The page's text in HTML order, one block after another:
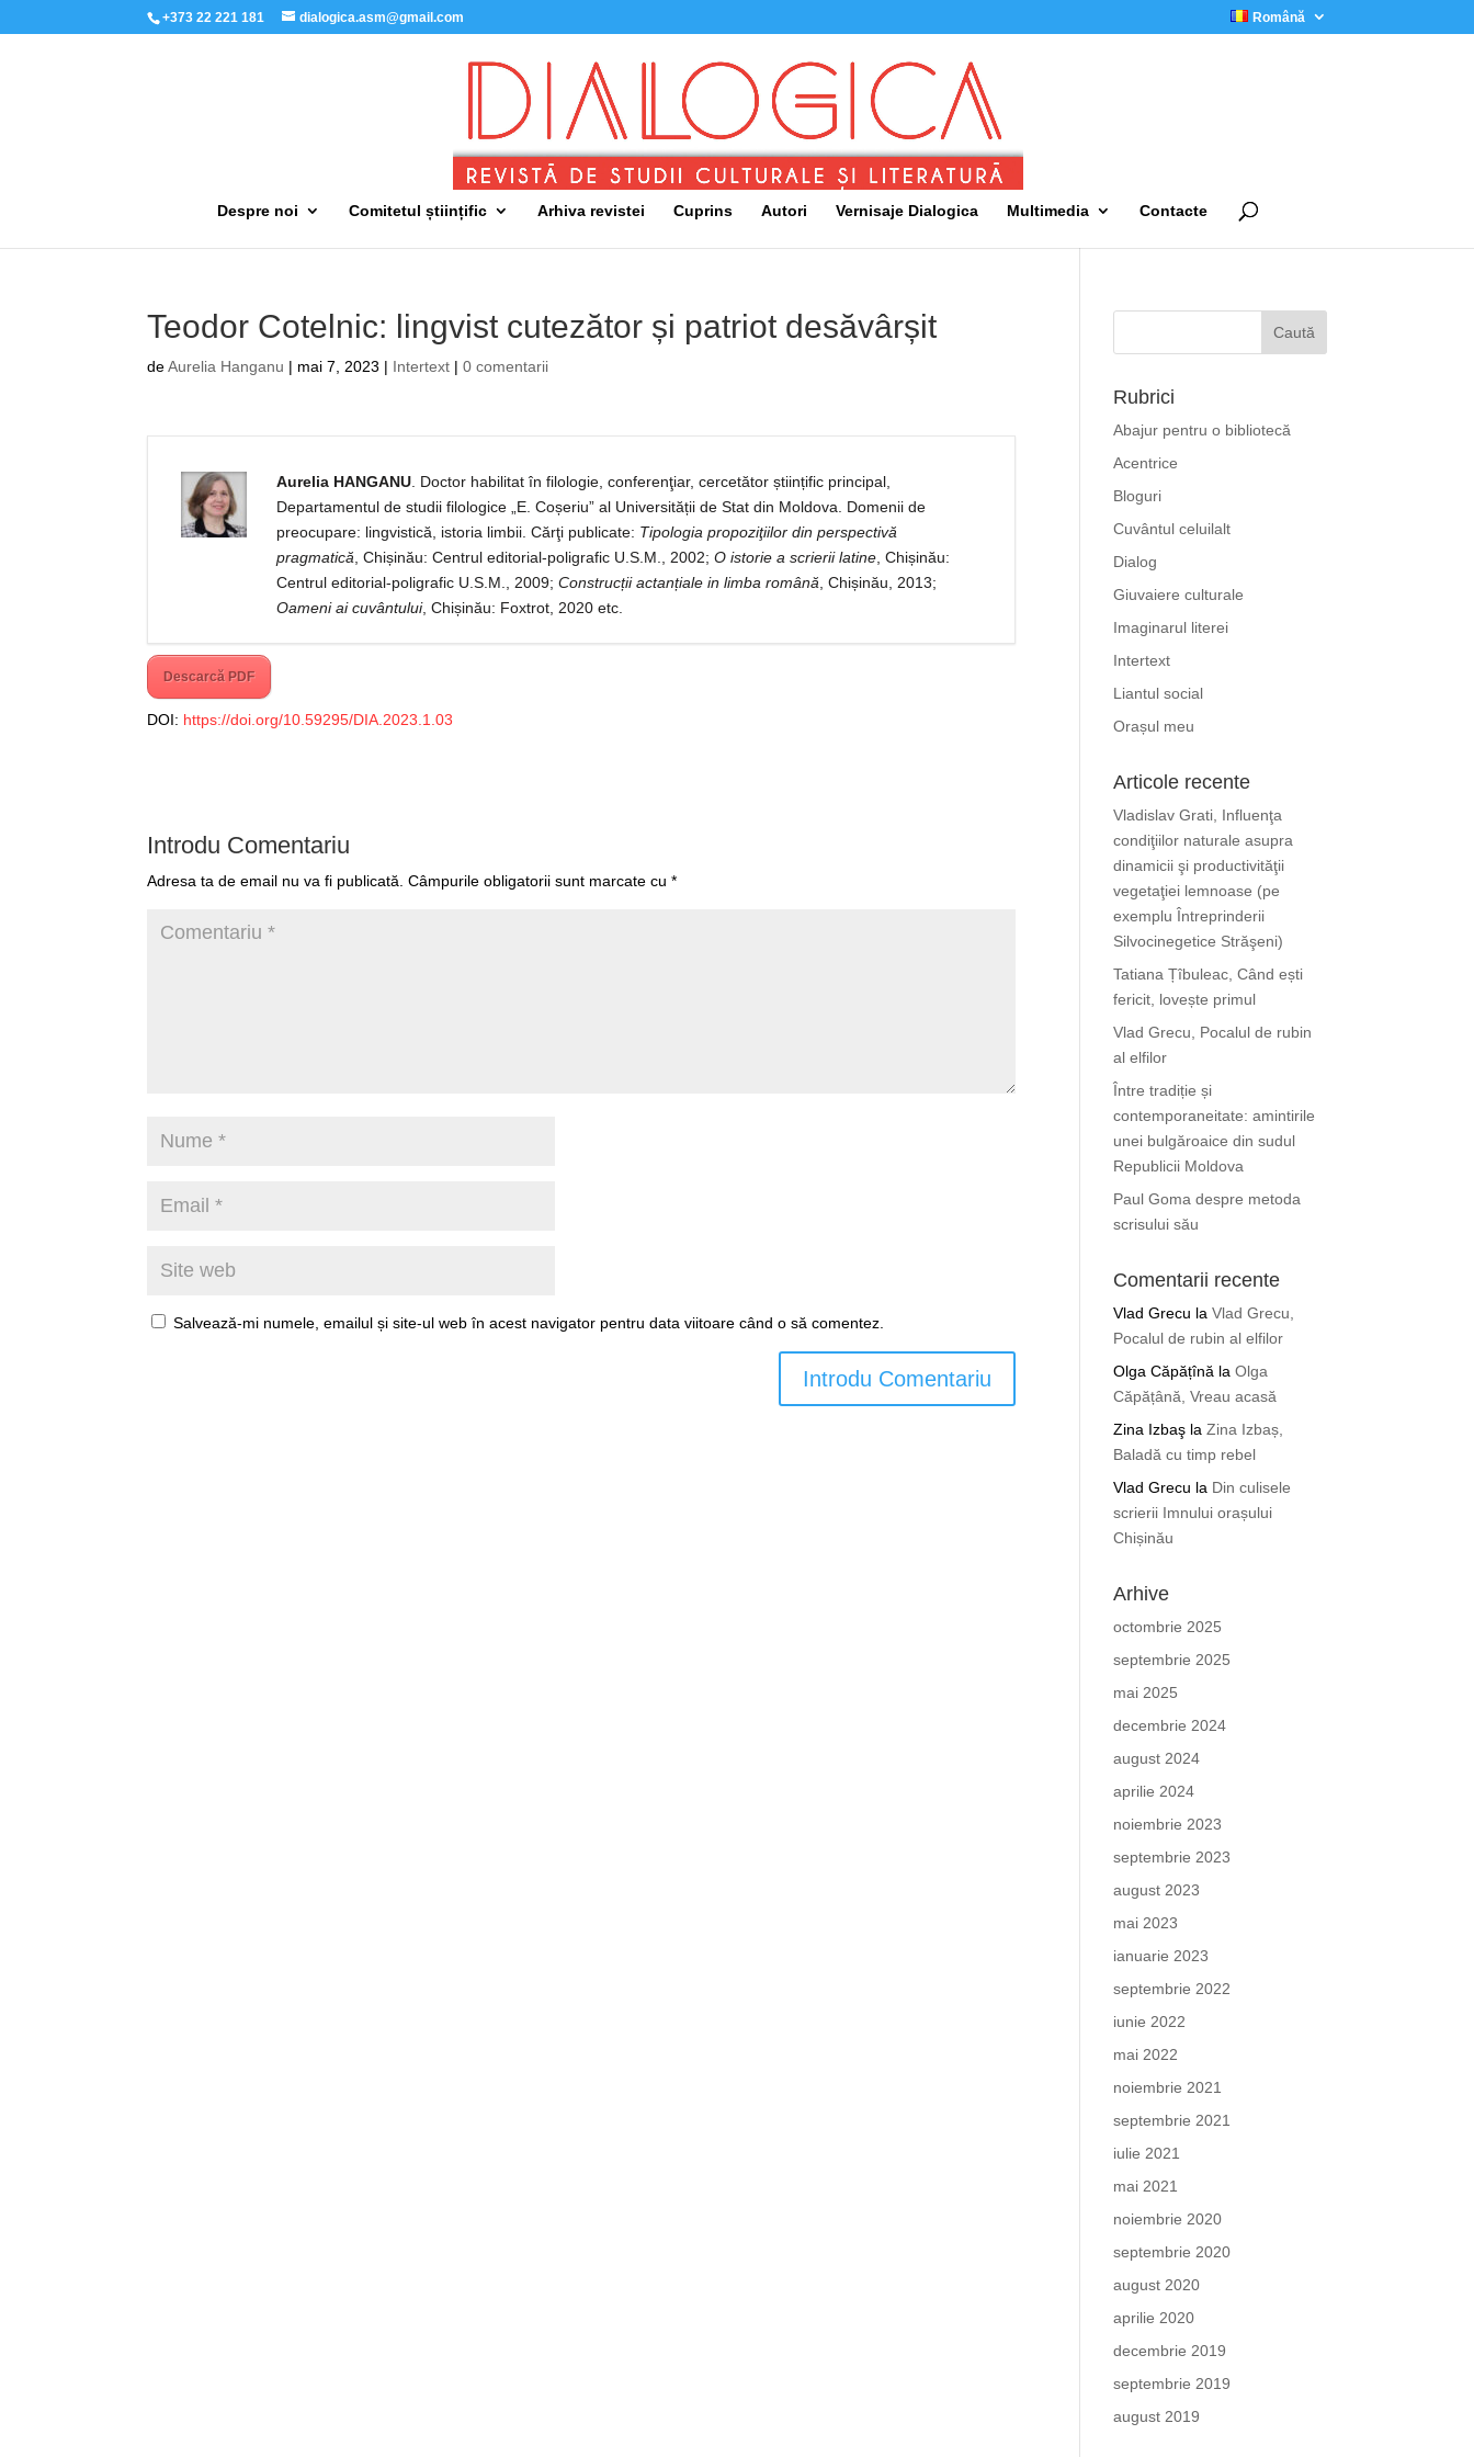
+373 22 221 181 dialogica.asm@gmail.com Română
Despre noi Comitetul științific Arhiva revistei Cuprins Autori Vernisaje Dialogica Multimedia Contacte
Teodor Cotelnic: lingvist cutezător și patriot desăvârșit
deAurelia Hanganu | mai 7, 2023 | Intertext |0 comentarii
Aurelia HANGANU . Doctor habilitat în filologie, conferenţiar, cercetător științific principal,
Departamentul de studii filologice „E. Coșeriu” al Universității de Stat din Moldova. Domenii de
preocupare: lingvistică, istoria limbii. Cărţi publicate: Tipologia propoziţiilor din perspectivă
pragmatică , Chișinău: Centrul editorial-poligrafic U.S.M., 2002;O istorie a scrierii latine , Chișinău:
Centrul editorial-poligrafic U.S.M., 2009;Construcții actanțiale in limba română , Chișinău, 2013;
Oameni ai cuvântului, Chișinău: Foxtrot, 2020 etc.
Descarcă PDF
DOI: https://doi.org/10.59295/DIA.2023.1.03
Introdu Comentariu
Adresa ta de email nu va fi publicată. Câmpurile obligatorii sunt marcate cu*
Salvează-mi numele, emailul și site-ul web în acest navigator pentru data viitoare când o să comentez.
Rubrici
Abajur pentru o bibliotecă
Acentrice
Bloguri
Cuvântul celuilalt
Dialog
Giuvaiere culturale
Imaginarul literei
Intertext
Liantul social
Orașul meu
Articole recente
Vladislav Grati, Influenţa
condiţiilor naturale asupra
dinamicii şi productivităţii
vegetaţiei lemnoase (pe
exemplu Întreprinderii
Silvocinegetice Străşeni)
Tatiana Țîbuleac, Când ești
fericit, lovește primul
Vlad Grecu, Pocalul de rubin
al elfilor
Între tradiție și
contemporaneitate: amintirile
unei bulgăroaice din sudul
Republicii Moldova
Paul Goma despre metoda
scrisului său
Comentarii recente
Vlad Grecu laVlad Grecu,
Pocalul de rubin al elfilor
Olga Căpățînă laOlga
Căpățână, Vreau acasă
Zina Izbaş laZina Izbaș,
Baladă cu timp rebel
Vlad Grecu la Din culisele
scrierii Imnului orașului
Chișinău
Arhive
octombrie 2025
septembrie 2025
mai 2025
decembrie 2024
august 2024
aprilie 2024
noiembrie 2023
septembrie 2023
august 2023
mai 2023
ianuarie 2023
septembrie 2022
iunie 2022
mai 2022
noiembrie 2021
septembrie 2021
iulie 2021
mai 2021
noiembrie 2020
septembrie 2020
august 2020
aprilie 2020
decembrie 2019
septembrie 2019
august 2019